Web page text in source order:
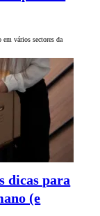
em vários sectores da
dicas para
(e